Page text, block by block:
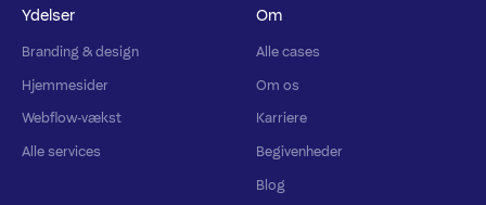
Ydelser
Branding & design
Hjemmesider
Webflow-vækst
Alle services
Om
Alle cases
Om os
Karriere
Begivenheder
Blog